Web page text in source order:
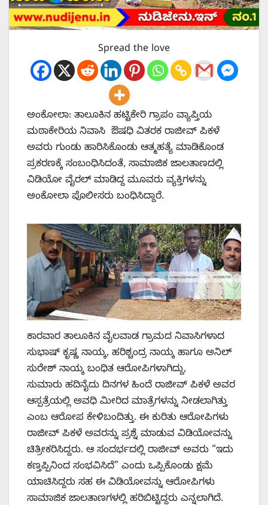
Spread the love
ಅಂಕೋಲಾ: ತಾಲೂಕಿನ ಹಟ್ಟಿಕೇರಿ ಗ್ರಾಪಂ ವ್ಯಾಪ್ತಿಯ
ಮಠಾಕೇರಿಯ ನಿವಾಸಿ ಔಷಧಿ ವಿತರಕ ರಾಜೀವ್ ಪಿಕಳೆ
ಅವರು ಗುಂಡು ಹಾರಿಸಿಕೊಂಡು ಆತ್ಮಹತ್ಯೆ ಮಾಡಿಕೊಂಡ
ಪ್ರಕರಣಕ್ಕೆ ಸಂಬಂಧಿಸಿದಂತೆ, ಸಾಮಾಜಿಕ ಜಾಲತಾಣದಲ್ಲಿ
ವಿಡಿಯೋ ವೈರಲ್ ಮಾಡಿದ್ದ ಮೂವರು ವ್ಯಕ್ತಿಗಳನ್ನು
ಅಂಕೋಲಾ ಪೊಲೀಸರು ಬಂಧಿಸಿದ್ದಾರೆ.
ಕಾರವಾರ ತಾಲೂಕಿನ ವೈಲವಾಡ ಗ್ರಾಮದ ನಿವಾಸಿಗಳಾದ
ಸುಭಾಷ್ ಕೃಷ್ಣ ನಾಯ್ಕ, ಹರಿಶ್ಚಂದ್ರ ನಾಯ್ಕ ಹಾಗೂ ಅನಿಲ್
ಸುರೇಶ್ ನಾಯ್ಕ ಬಂಧಿತ ಆರೋಪಿಗಳಾಗಿದ್ದು,
ಸುಮಾರು ಹದಿನೈದು ದಿನಗಳ ಹಿಂದೆ ರಾಜೀವ್ ಪಿಕಳೆ ಅವರ
ಆಸ್ಪತ್ರೆಯಲ್ಲಿ ಅವಧಿ ಮೀರಿದ ಮಾತ್ರೆಗಳನ್ನು ನೀಡಲಾಗಿತ್ತು
ಎಂಬ ಆರೋಪ ಕೇಳಿಬಂದಿತ್ತು. ಈ ಕುರಿತು ಆರೋಪಿಗಳು
ರಾಜೀವ್ ಪಿಕಳೆ ಅವರನ್ನು ಪ್ರಶ್ನೆ ಮಾಡುವ ವಿಡಿಯೋವನ್ನು
ಚಿತ್ರೀಕರಿಸಿದ್ದರು. ಆ ಸಂದರ್ಭದಲ್ಲಿ ರಾಜೀವ್ ಅವರು “ಇದು
ಕಣ್ತಪ್ಪಿನಿಂದ ಸಂಭವಿಸಿದೆ” ಎಂದು ಒಪ್ಪಿಕೊಂಡು ಕ್ಷಮೆ
ಯಾಚಿಸಿದ್ದರು ಸಹ ಈ ವಿಡಿಯೋವನ್ನು ಆರೋಪಿಗಳು
ಸಾಮಾಜಿಕ ಜಾಲತಾಣಗಳಲ್ಲಿ ಹರಿಬಿಟ್ಟಿದ್ದರು ಎನ್ನಲಾಗಿದೆ.